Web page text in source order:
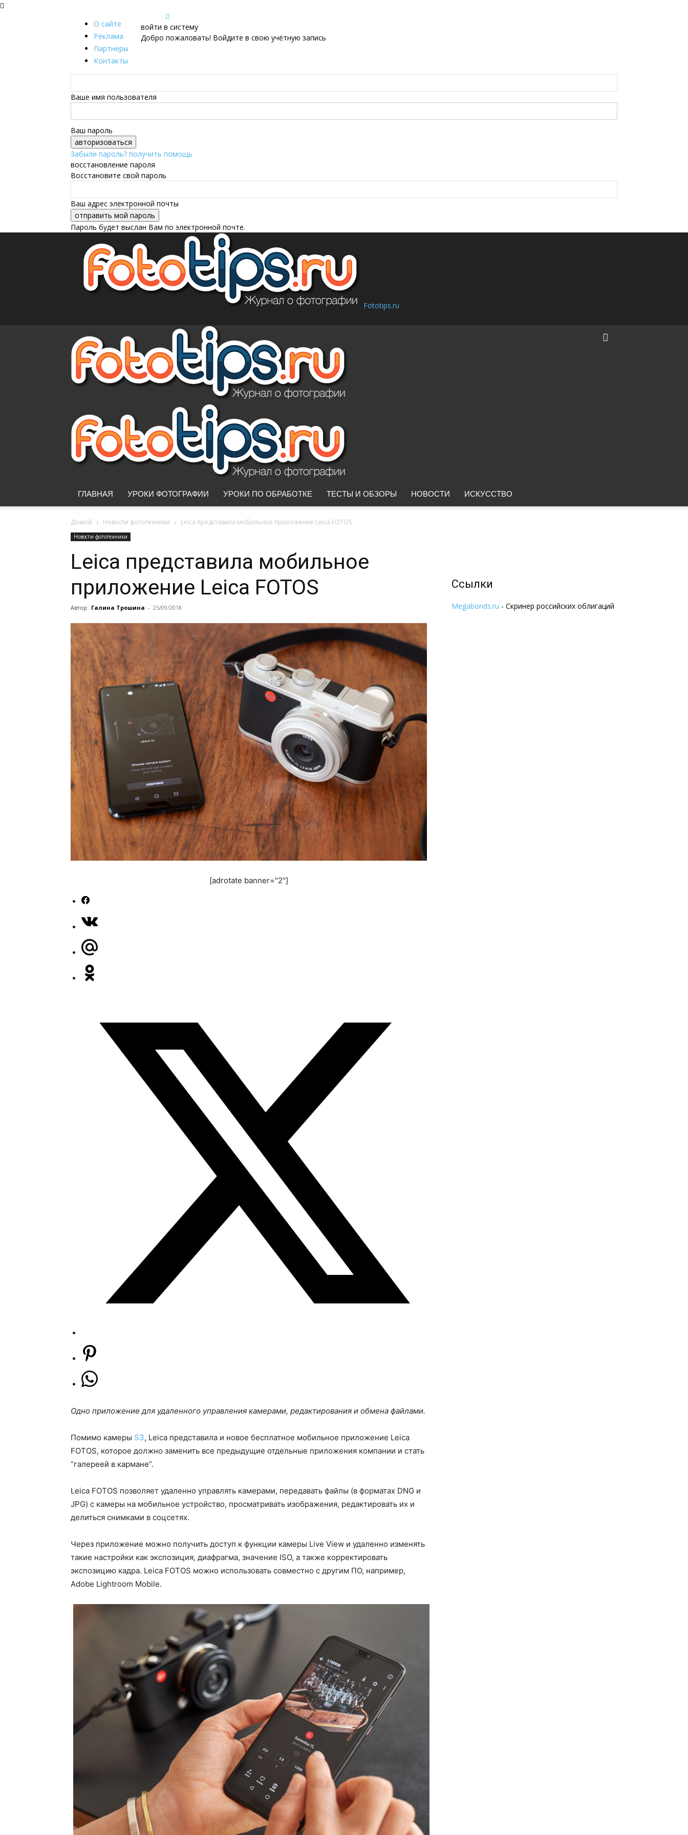
О сайте
Реклама
Партнеры
Контакты
войти в систему
Добро пожаловать! Войдите в свою учётную запись
Ваше имя пользователя
Ваш пароль
Забыли пароль? получить помощь
восстановление пароля
Восстановите свой пароль
Ваш адрес электронной почты
Пароль будет выслан Вам по электронной почте.
Fototips.ru
ГЛАВНАЯ УРОКИ ФОТОГРАФИИ УРОКИ ПО ОБРАБОТКЕ ТЕСТЫ И ОБЗОРЫ НОВОСТИ ИСКУССТВО
Домой Новости фототехники Leica представила мобильное приложение Leica FOTOS
Новости фототехники
Leica представила мобильное
приложение Leica FOTOS
Автор: Галина Трошина - 25/09/2018
[adrotate banner="2"]
Одно приложение для удаленного управления камерами, редактирования и обмена файлами.
Помимо камеры S3, Leica представила и новое бесплатное мобильное приложение Leica
FOTOS, которое должно заменить все предыдущие отдельные приложения компании и стать
“галереей в кармане”.
Leica FOTOS позволяет удаленно управлять камерами, передавать файлы (в форматах DNG и
JPG) с камеры на мобильное устройство, просматривать изображения, редактировать их и
делиться снимками в соцсетях.
Через приложение можно получить доступ к функции камеры Live View и удаленно изменять
такие настройки как экспозиция, диафрагма, значение ISO, а также корректировать
экспозицию кадра. Leica FOTOS можно использовать совместно с другим ПО, например,
Adobe Lightroom Mobile.
Ссылки
Megabonds.ru - Скринер российских облигаций